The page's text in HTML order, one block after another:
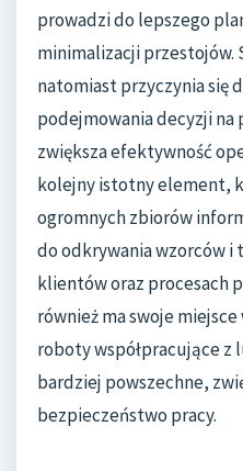
prowadzi do lepszego
minimalizacji przestojów.
natomiast przyczynia się
podejmowania decyzji
zwiększa efektywność
kolejny istotny element,
ogromnych zbiorów
do odkrywania wzorców i
klientów oraz procesach
również ma swoje
roboty współpracujące z
bardziej powszechne,
bezpieczeństwo pracy.